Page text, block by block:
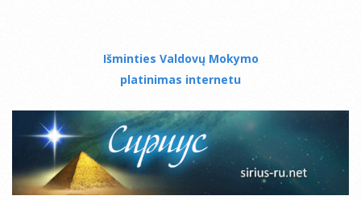
Išminties Valdovų Mokymo
platinimas internetu